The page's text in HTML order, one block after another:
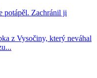
potápěl. Zachránil ji
z Vysočiny, který neváhal